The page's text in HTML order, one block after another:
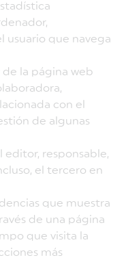
usuario que navega
la página web
con el
de algunas
editor, responsable,
el tercero en
que muestra
de una página
que visita la
más